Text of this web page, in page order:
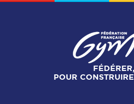
FÉDÉRER,
POUR